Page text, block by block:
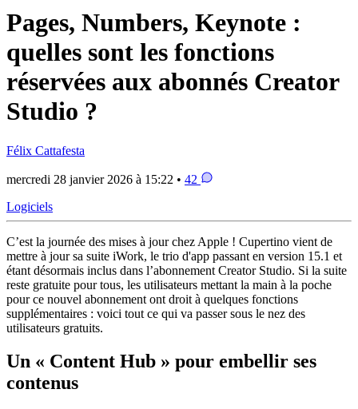
Pages, Numbers, Keynote :
quelles sont les fonctions
réservées aux abonnés Creator
Studio ?
Félix Cattafesta
mercredi 28 janvier 2026 à 15:22 • 42
Logiciels
C’est la journée des mises à jour chez Apple ! Cupertino vient de
mettre à jour sa suite iWork, le trio d'app passant en version 15.1 et
étant désormais inclus dans l’abonnement Creator Studio. Si la suite
reste gratuite pour tous, les utilisateurs mettant la main à la poche
pour ce nouvel abonnement ont droit à quelques fonctions
supplémentaires : voici tout ce qui va passer sous le nez des
utilisateurs gratuits.
Un « Content Hub » pour embellir ses
contenus